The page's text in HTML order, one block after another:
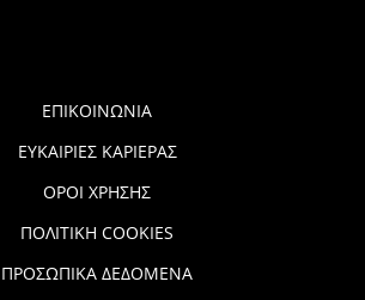
ΕΠΙΚΟΙΝΩΝΙΑ
ΕΥΚΑΙΡΙΕΣ ΚΑΡΙΕΡΑΣ
ΟΡΟΙ ΧΡΗΣΗΣ
ΠΟΛΙΤΙΚΗ COOKIES
ΠΡΟΣΩΠΙΚΑ ΔΕΔΟΜΕΝΑ